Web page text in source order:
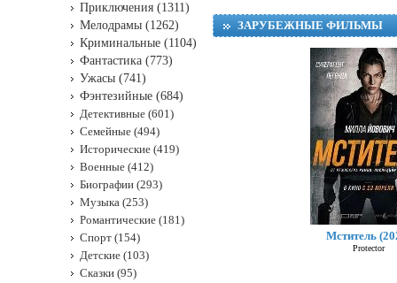
ЗАРУБЕЖНЫЕ ФИЛЬМЫ
Мститель
Protector
Приключения (1311)
Мелодрамы (1262)
Криминальные (1104)
Фантастика (773)
Ужасы (741)
Фэнтезийные (684)
Детективные (601)
Семейные (494)
Исторические (419)
Военные (412)
Биографии (293)
Музыка (253)
Романтические (181)
Спорт (154)
Детские (103)
Сказки (95)